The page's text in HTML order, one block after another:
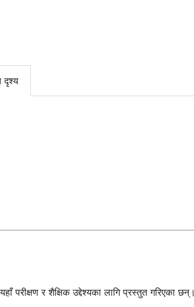
दृश्य
परीक्षण र शैक्षिक उद्देश्यका लागि प्रस्तुत गरिएका छन्।